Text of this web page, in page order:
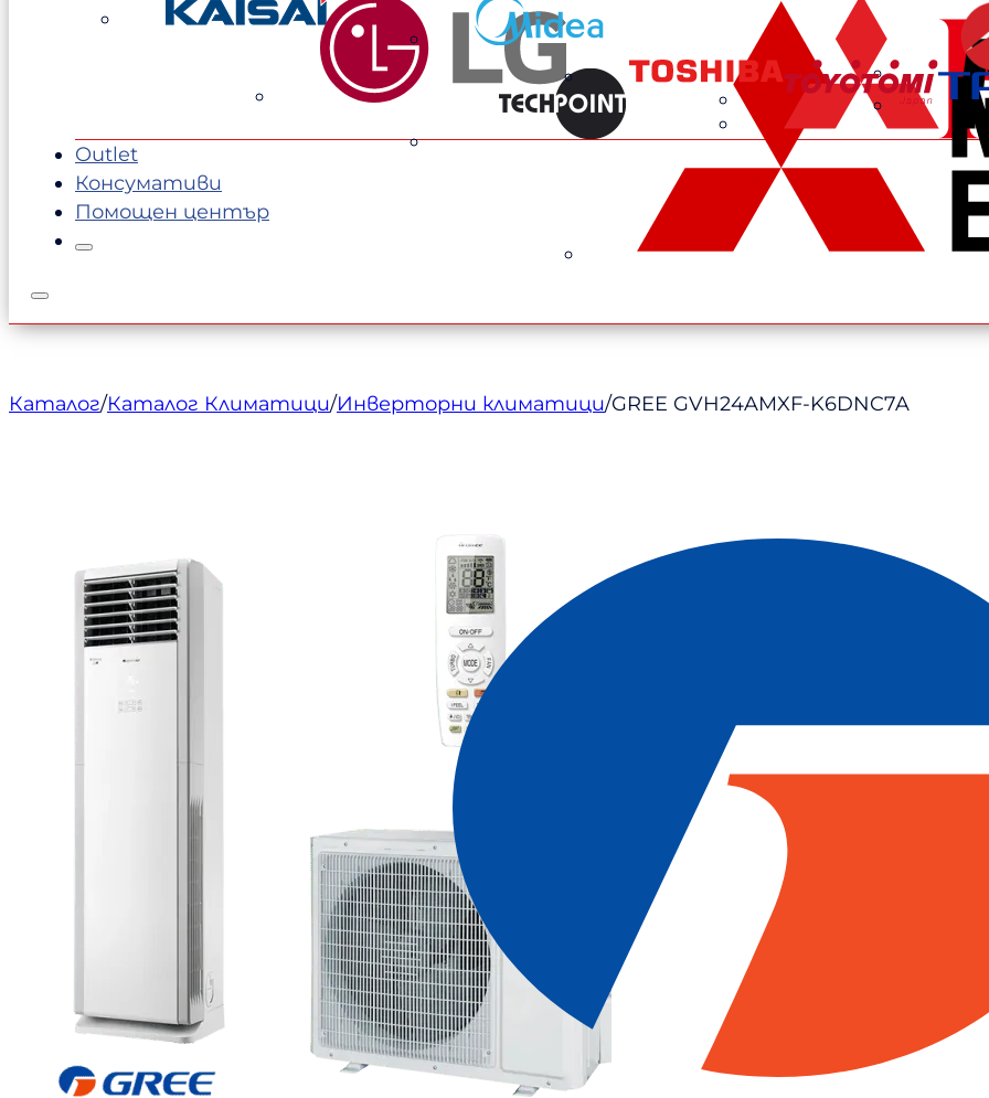
1197,00 €.
1124,00 €.
Outlet
Консумативи
Помощен център
Каталог/Каталог Климатици/Инверторни климатици/GREE GVH24AMXF-K6DNC7A